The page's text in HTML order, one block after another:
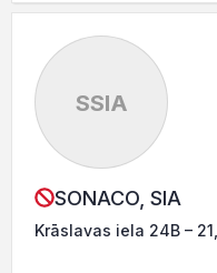
SSIA
SONACO, SIA
Krāslavas iela 24B –